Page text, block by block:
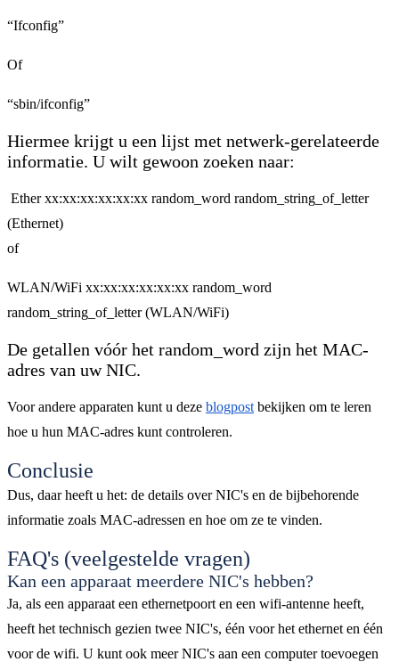
“Ifconfig”
Of
“sbin/ifconfig”
Hiermee krijgt u een lijst met netwerk-gerelateerde
informatie. U wilt gewoon zoeken naar:
Ether xx:xx:xx:xx:xx:xx random_word random_string_of_letter
(Ethernet)
of
WLAN/WiFi xx:xx:xx:xx:xx:xx random_word
random_string_of_letter (WLAN/WiFi)
De getallen vóór het random_word zijn het MAC-
adres van uw NIC.
Voor andere apparaten kunt u deze blogpostbekijken om te leren
hoe u hun MAC-adres kunt controleren.
Conclusie
Dus, daar heeft u het: de details over NIC's en de bijbehorende
informatie zoals MAC-adressen en hoe om ze te vinden.
FAQ's (veelgestelde vragen)
Kan een apparaat meerdere NIC's hebben?
Ja, als een apparaat een ethernetpoort en een wifi-antenne heeft,
heeft het technisch gezien twee NIC's, één voor het ethernet en één
voor de wifi. U kunt ook meer NIC's aan een computer toevoegen